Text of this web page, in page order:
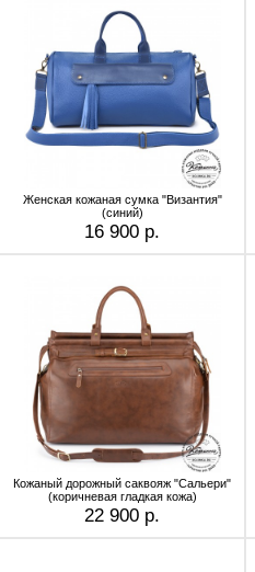
Женская кожаная сумка "Византия"
(синий)
16 900 р.
Кожаный дорожный саквояж "Сальери"
(коричневая гладкая кожа)
22 900 р.